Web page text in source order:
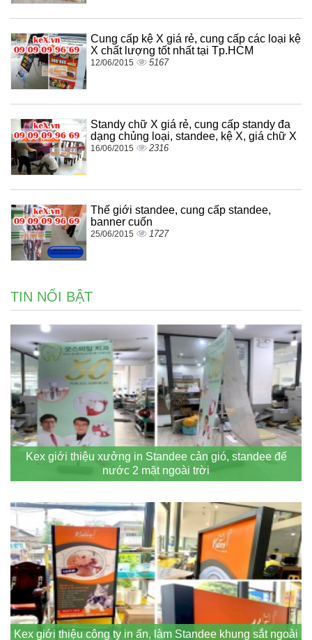
Cung cấp kệ X giá rẻ, cung cấp các loại kệ
X chất lượng tốt nhất tại Tp.HCM
12/06/2015 5167
Standy chữ X giá rẻ, cung cấp standy đa
dạng chủng loại, standee, kệ X, giá chữ X
16/06/2015 2316
Thế giới standee, cung cấp standee,
banner cuốn
25/06/2015 1727
TIN NỔI BẬT
Kex giới thiệu xưởng in Standee cản gió, standee đế
nước 2 mặt ngoài trời
Kex giới thiệu công ty in ấn, làm Standee khung sắt ngoài